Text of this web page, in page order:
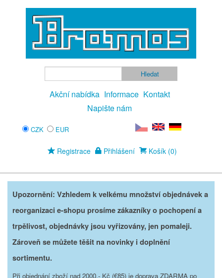
Akční nabídka Informace Kontakt
Napište nám
CZK EUR
Registrace Přihlášení Košík (0)
Upozornění: Vzhledem k velkému množství objednávek a
reorganizaci e-shopu prosíme zákazníky o pochopení a
trpělivost, objednávky jsou vyřizovány, jen pomaleji.
Zároveň se můžete těšit na novinky i doplnění
sortimentu.
Při objednání zboží nad 2000,- Kč (€85) je doprava ZDARMA po